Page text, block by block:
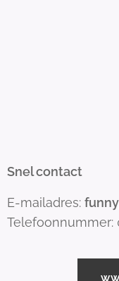
Snel contact
E-mailadres:
Telefoonnummer: